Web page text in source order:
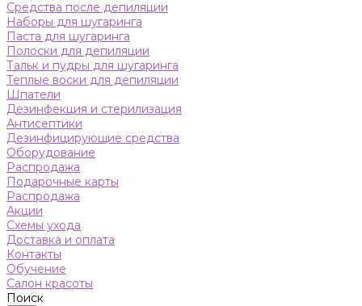
Средства после депиляции
Наборы для шугаринга
Паста для шугаринга
Полоски для депиляции
Тальк и пудры для шугаринга
Теплые воски для депиляции
Шпатели
Дезинфекция и стерилизация
Антисептики
Дезинфицирующие средства
Оборудование
Распродажа
Подарочные карты
Распродажа
Акции
Схемы ухода
Доставка и оплата
Контакты
Обучение
Салон красоты
Поиск